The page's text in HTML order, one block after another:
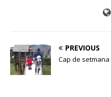
PREVIOUS
Cap de